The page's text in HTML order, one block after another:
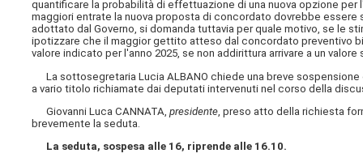
quantificare la probabilità di effettuazione di una nuova opzione
maggiori entrate la nuova proposta di concordato dovrebbe
adottato dal Governo, si domanda tuttavia per quale motivo, se le
ipotizzare che il maggior gettito atteso dal concordato preventivo
valore indicato per l'anno 2025, se non addirittura arrivare a un
La sottosegretaria Lucia ALBANO chiede una breve
a vario titolo richiamate dai deputati intervenuti nel corso della
Giovanni Luca CANNATA,presidente , preso atto della richiesta
brevemente la seduta.
La seduta, sospesa alle 16, riprende alle 16.10.